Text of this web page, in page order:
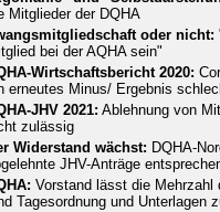
Mitglieder der DQHA
oder nicht:
bei der AQHA sein"
Wirtschaftsbericht 2020:
erneutes Minus/ Ergebnis
JHV 2021: Ablehnung von
zulässig
Widerstand wächst: DQHA-
JHV-Anträge
Vorstand lässt die Mehrzahl
Tagesordnung und Unterlagen